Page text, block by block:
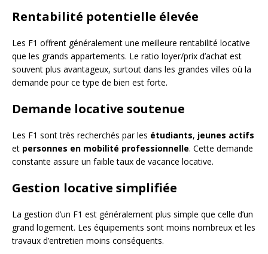
Rentabilité potentielle élevée
Les F1 offrent généralement une meilleure rentabilité locative
que les grands appartements. Le ratio loyer/prix d’achat est
souvent plus avantageux, surtout dans les grandes villes où la
demande pour ce type de bien est forte.
Demande locative soutenue
Les F1 sont très recherchés par les étudiants, jeunes actifs
et personnes en mobilité professionnelle. Cette demande
constante assure un faible taux de vacance locative.
Gestion locative simplifiée
La gestion d’un F1 est généralement plus simple que celle d’un
grand logement. Les équipements sont moins nombreux et les
travaux d’entretien moins conséquents.